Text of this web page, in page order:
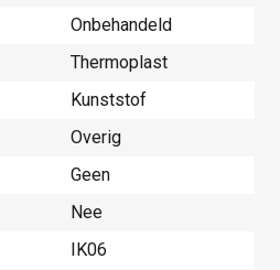
Onbehandeld
Thermoplast
Kunststof
Overig
Geen
Nee
IK06